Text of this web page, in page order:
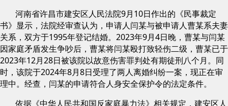
河南省许昌市建安区人民法院9月10日作出的《民事裁定
书》显示，法院经审查认为，申请人闫某与被申请人曹某系夫妻
关系，双方于1995年登记结婚。2023年9月4日晚，曹某与闫某
因家庭矛盾发生争吵后，曹某将闫某殴打致轻伤二级，曹某已于
2023年12月28日被该院以故意伤害罪判处有期徒刑八个月。同
时，该院于2024年8月8日受理了两人离婚纠纷一案，现正在审
理中。经查，闫某的申请符合人身安全保护令的法定条件。
依据《中华人民共和国反家庭暴力法》相关规定，建安区人